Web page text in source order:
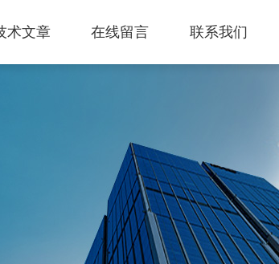
术文章 在线留言 联系我们